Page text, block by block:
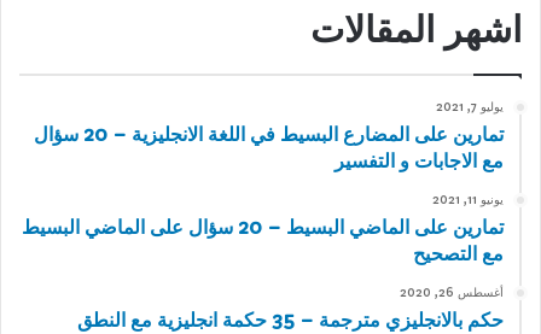
اشهر المقالات
يوليو 7, 2021
تمارين على المضارع البسيط في اللغة الانجليزية – 20 سؤال
مع الاجابات و التفسير
يونيو 11, 2021
تمارين على الماضي البسيط – 20 سؤال على الماضي البسيط
مع التصحيح
أغسطس 26, 2020
حكم بالانجليزي مترجمة – 35 حكمة انجليزية مع النطق